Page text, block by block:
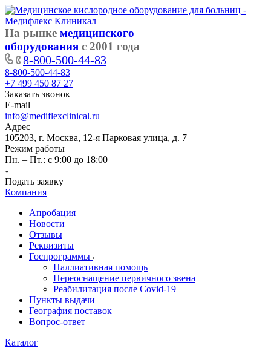
На рынке медицинского
оборудования с 2001 года
8-800-500-44-83
8-800-500-44-83
+7 499 450 87 27
Заказать звонок
E-mail
info@mediflexclinical.ru
Адрес
105203, г. Москва, 12-я Парковая улица, д. 7
Режим работы
Пн. – Пт.: с 9:00 до 18:00
Подать заявку
Компания
Апробация
Новости
Отзывы
Реквизиты
Госпрограммы
Паллиативная помощь
Переоснащение первичного звена
Реабилитация после Covid-19
Пункты выдачи
География поставок
Вопрос-ответ
Каталог